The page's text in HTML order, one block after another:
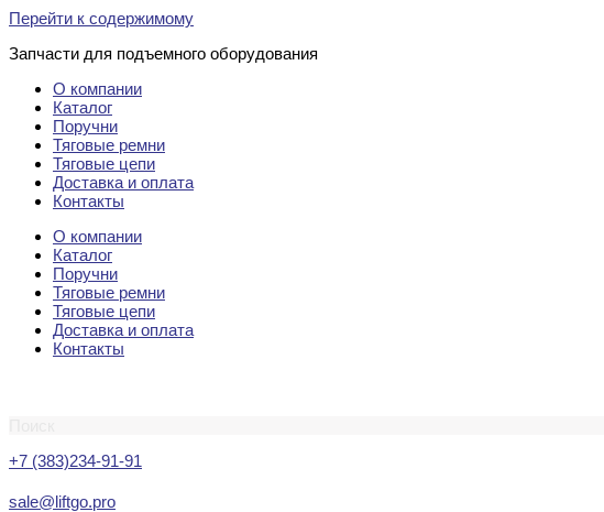
Перейти к содержимому
Запчасти для подъемного оборудования
О компании
Каталог
Поручни
Тяговые ремни
Тяговые цепи
Доставка и оплата
Контакты
О компании
Каталог
Поручни
Тяговые ремни
Тяговые цепи
Доставка и оплата
Контакты
+7 (383)234-91-91
sale@liftgo.pro